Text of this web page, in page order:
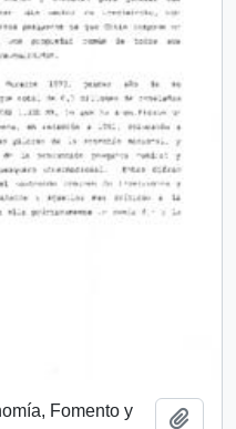
Fomento y